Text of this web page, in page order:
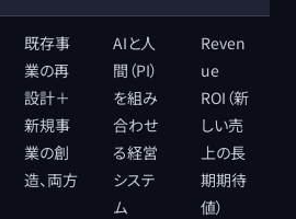
既存事
業の再
設計＋
新規事
業の創
造、両方
AIと人
間（PI）
を組み
合わせ
る経営
システ
ム
Reven
ue
ROI（新
しい売
上の長
期期待
値）